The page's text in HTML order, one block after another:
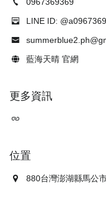
LINE ID:
藍海天晴 官網
更多資訊
位置
880台灣澎湖縣馬公